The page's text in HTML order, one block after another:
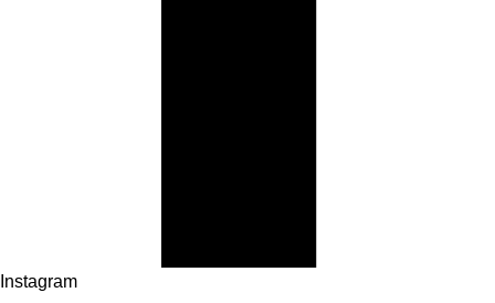
Instagram